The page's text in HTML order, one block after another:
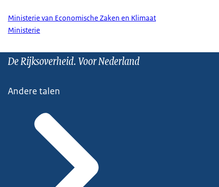
Ministerie van Economische Zaken en Klimaat
Ministerie
De Rijksoverheid. Voor Nederland
Andere talen